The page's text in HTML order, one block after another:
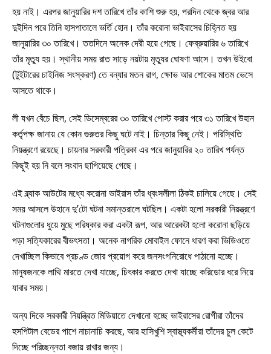
হয় নাই। এরপর জানুয়ারির দশ তারিখে তাঁর কাশি শুরু হয়, পরদিন থেকে জ্বর আর
দুইদিন পরে তিনি হাসপাতালে ভর্তি হোন। তাঁর করোনা ভাইরাসের চিহ্নিত হয়
জানুয়ারির ৩০ তারিখে। ততদিনে অনেক দেরী হয়ে গেছে। ফেব্রুয়ারির ৬ তারিখে
তাঁর মৃত্যু হয়। স্থানীয় সময় রাত সাড়ে নয়টায় মৃত্যুর ঘোষণা আসে। তখন উইবো
(টুইটারের চাইনিজ সংস্করণ) তে বন্যার মতন রাগ, ক্ষোভ আর শোকের মাতম ভেসে
আসতে থাকে।
লী যখন বেঁচে ছিল, সেই ডিসেম্বরের ৩০ তারিখে পোস্ট করার পরে ৩১ তারিখে উহান
কর্তৃপক্ষ জানায় যে কোন গুরুতর কিছু ঘটে নাই। চিন্তার কিছু নেই। পরিস্থিতি
নিয়ন্ত্রণে রয়েছে। চায়নার সরকারী পত্রিকা এর পরে জানুয়ারির ২০ তারিখ পর্যন্ত
কিছুই হয় নি বলে সংবাদ ছাপিয়েছে গেছে।
এই ব্ল্যাক আউটের মধ্যে করোনা ভাইরাস তাঁর ধ্বংসলীলা ঠিকই চালিয়ে গেছে। সেই
সময় আসলে উহানে দু’টো ঘটনা সমান্তরালে ঘটছিল। একটা হলো সরকারী নিয়ন্ত্রণে
ঘটনাগুলোর ধুয়ে মুছে পরিষ্কার করা একটা রূপ, আর আরেকটা হলো করোনা ছড়িয়ে
পড়া সত্যিকারের বীভৎসতা। অনেক নাগরিক মোবাইল ফোনে ধারণ করা ভিডিওতে
দেখাচ্ছিল কিভাবে প্রচণ্ড জোর প্রয়োগ করে জনসংগনিরোধে পাঠানো হচ্ছে।
মানুষজনকে লাথি মারতে দেখা যাচ্ছে, চিৎকার করতে দেখা যাচ্ছে করিডোর ধরে নিয়ে
যাবার সময়।
অন্য দিকে সরকারী নিয়ন্ত্রিত মিডিয়াতে দেখানো হচ্ছে ভাইরাসের রোগীরা তাঁদের
হসপিটাল বেডের পাশে নাচানাচি করছে, আর হাসিখুশি স্বাস্থ্যকর্মীরা তাঁদের চুল কেটে
দিচ্ছে পরিচ্ছন্নতা বজায় রাখার জন্য।